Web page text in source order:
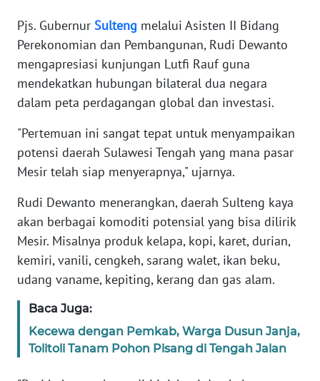
Pjs. Gubernur Sulteng melalui Asisten II Bidang
Perekonomian dan Pembangunan, Rudi Dewanto
mengapresiasi kunjungan Lutfi Rauf guna
mendekatkan hubungan bilateral dua negara
dalam peta perdagangan global dan investasi.
"Pertemuan ini sangat tepat untuk menyampaikan
potensi daerah Sulawesi Tengah yang mana pasar
Mesir telah siap menyerapnya," ujarnya.
Rudi Dewanto menerangkan, daerah Sulteng kaya
akan berbagai komoditi potensial yang bisa dilirik
Mesir. Misalnya produk kelapa, kopi, karet, durian,
kemiri, vanili, cengkeh, sarang walet, ikan beku,
udang vaname, kepiting, kerang dan gas alam.
Baca Juga:
Kecewa dengan Pemkab, Warga Dusun Janja,
Tolitoli Tanam Pohon Pisang di Tengah Jalan
WN
JABAR
WN
BANTEN
WN
NTT
WN
KEPRI
WN
PAPUA
WN
PAPUA
BARAT
WN